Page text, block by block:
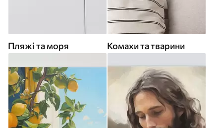
Пляжі та моря Комахи та тварини